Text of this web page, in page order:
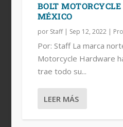
BOLT
MÉXICO
por Staff| Sep 12, 2022|
Por: Staff La marca
Motorcycle Hardware
trae todo su...
LEER MÁS